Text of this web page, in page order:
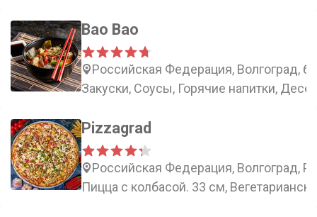
Bao Bao
Российская Федерация, Волгоград,
Закуски, Соусы, Горячие напитки,
Pizzagrad
Российская Федерация, Волгоград,
Пицца с колбасой. 33 см,